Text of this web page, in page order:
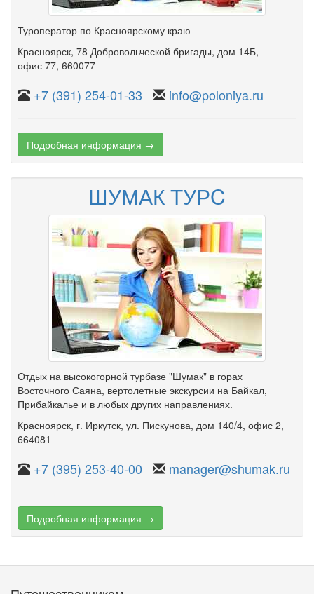
Туроператор по Красноярскому краю
Красноярск, 78 Добровольческой бригады, дом 14Б,
офис 77, 660077
+7 (391) 254-01-33 info@poloniya.ru
Подробная информация →
ШУМАК ТУРC
Отдых на высокогорной турбазе "Шумак" в горах
Восточного Саяна, вертолетные экскурсии на Байкал,
Прибайкалье и в любых других направлениях.
Красноярск, г. Иркутск, ул. Пискунова, дом 140/4, офис 2,
664081
+7 (395) 253-40-00 manager@shumak.ru
Подробная информация →